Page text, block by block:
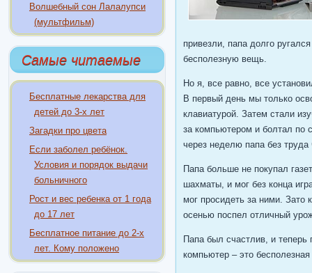
Волшебный сон Лалалупси
(мультфильм)
Самые читаемые
Бесплатные лекарства для
детей до 3-х лет
Загадки про цвета
Если заболел ребёнок.
Условия и порядок выдачи
больничного
Рост и вес ребенка от 1 года
до 17 лет
Бесплатное питание до 2-х
лет. Кому положено
привезли, папа долго
бесполезную вещь.
Но я, все равно, все
В первый день мы только
клавиатурой. Затем стали
за компьютером и болтал по
через неделю папа без труда
Папа больше не покупал
шахматы, и мог без конца
мог просидеть за ними. Зато
осенью поспел отличный
Папа был счастлив, и
компьютер – это